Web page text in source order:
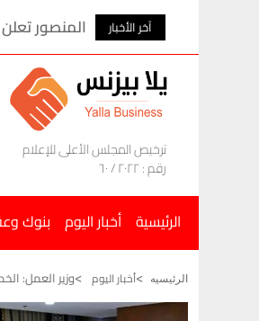
آخر الأخبار المنصور تعلن
ترخيص المجلس الأعلى للإعلام
رقم : ٢٠٢٢ / ٦٠
الرئيسية أخبار اليوم بنوك
الرئيسيه أخبار اليوم وزير العمل: الخميس 18 يونيو 2026 إجازة رسمية مدفوعة الأجر